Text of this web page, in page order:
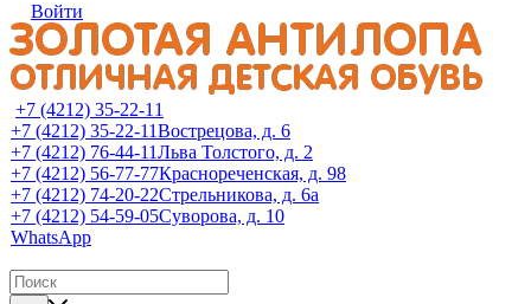
Войти
+7 (4212) 35-22-11
+7 (4212) 35-22-11Вострецова, д. 6
+7 (4212) 76-44-11Льва Толстого, д. 2
+7 (4212) 56-77-77Краснореченская, д. 98
+7 (4212) 74-20-22Стрельникова, д. 6а
+7 (4212) 54-59-05Суворова, д. 10
WhatsApp